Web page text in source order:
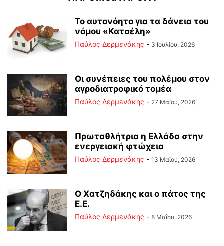
Το αυτονόητο για τα δάνεια του
νόμου «Κατσέλη»
Παύλος Δερμενάκης - 3 Ιουλίου, 2026
Οι συνέπειες του πολέμου στoν
αγροδιατροφικό τομέα
Παύλος Δερμενάκης - 27 Μαΐου, 2026
Πρωταθλήτρια η Ελλάδα στην
ενεργειακή φτώχεια
Παύλος Δερμενάκης - 13 Μαΐου, 2026
Ο Χατζηδάκης και ο πάτος της
Ε.Ε.
Παύλος Δερμενάκης - 8 Μαΐου, 2026